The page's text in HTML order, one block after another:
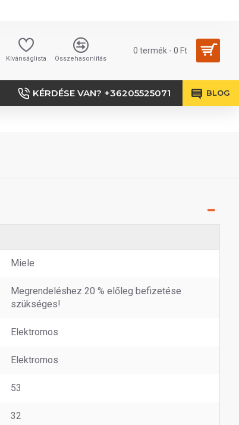
Kívánságlista Összehasonlítás
0 termék - 0 Ft
KÉRDÉSE VAN? +36205525071 BLOG
Miele
Megrendeléshez 20 % előleg befizetése
szükséges!
Elektromos
Elektromos
53
32